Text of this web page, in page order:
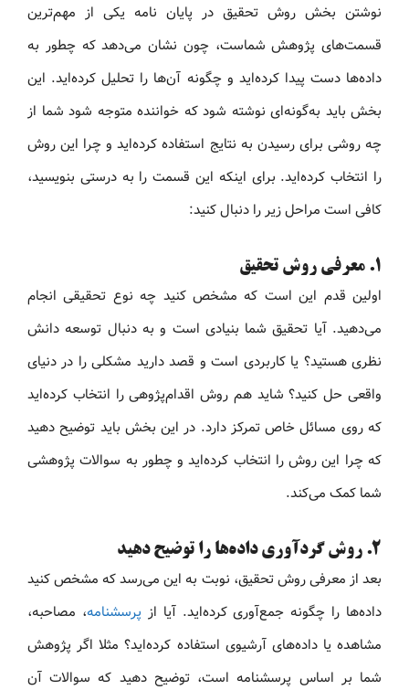
نوشتن بخش روش تحقیق در پایان نامه یکی از مهم‌ترین
قسمت‌های پژوهش شماست، چون نشان می‌دهد که چطور به
داده‌ها دست پیدا کرده‌اید و چگونه آن‌ها را تحلیل کرده‌اید. این
بخش باید به‌گونه‌ای نوشته شود که خواننده متوجه شود شما از
چه روشی برای رسیدن به نتایج استفاده کرده‌اید و چرا این روش
را انتخاب کرده‌اید. برای اینکه این قسمت را به درستی بنویسید،
کافی است مراحل زیر را دنبال کنید:
۱. معرفی روش تحقیق
اولین قدم این است که مشخص کنید چه نوع تحقیقی انجام
می‌دهید. آیا تحقیق شما بنیادی است و به دنبال توسعه دانش
نظری هستید؟ یا کاربردی است و قصد دارید مشکلی را در دنیای
واقعی حل کنید؟ شاید هم روش اقدام‌پژوهی را انتخاب کرده‌اید
که روی مسائل خاص تمرکز دارد. در این بخش باید توضیح دهید
که چرا این روش را انتخاب کرده‌اید و چطور به سوالات پژوهشی
شما کمک می‌کند.
۲. روش گردآوری داده‌ها را توضیح دهید
بعد از معرفی روش تحقیق، نوبت به این می‌رسد که مشخص کنید
داده‌ها را چگونه جمع‌آوری کرده‌اید. آیا از پرسشنامه، مصاحبه،
مشاهده یا داده‌های آرشیوی استفاده کرده‌اید؟ مثلا اگر پژوهش
شما بر اساس پرسشنامه است، توضیح دهید که سوالات آن